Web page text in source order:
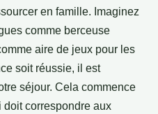
en famille. Imaginez
comme berceuse
aire de jeux pour les
soit réussie, il est
séjour. Cela commence
doit correspondre aux